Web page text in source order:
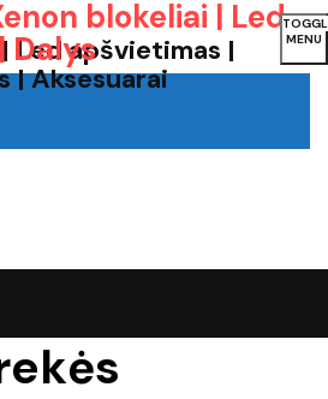
Led apšvietimas |
| Aksesuarai
MENU